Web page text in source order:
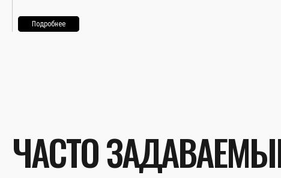
Подробнее
ЧАСТО